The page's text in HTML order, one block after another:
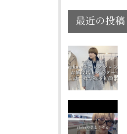
最近の投稿